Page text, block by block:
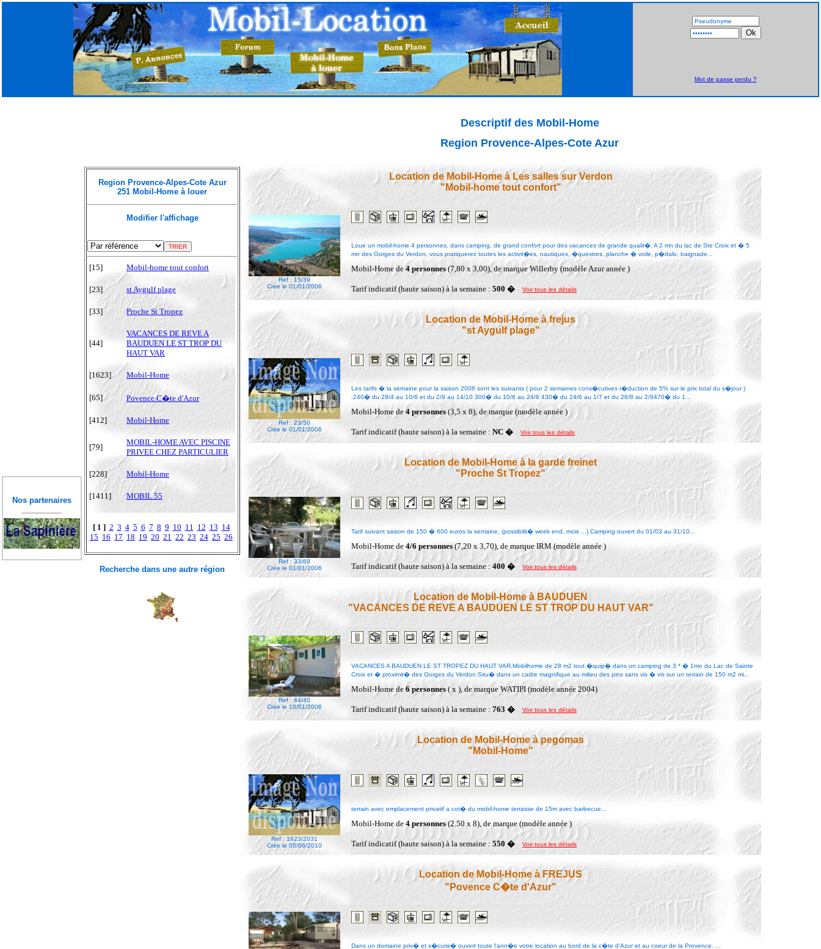
Mot de passe perdu ?
Nos partenaires
Descriptif des Mobil-Home
Region Provence-Alpes-Cote Azur
Region Provence-Alpes-Cote Azur
251 Mobil-Home à louer
Modifier l'affichage
[15] Mobil-home tout confort
[23] st Aygulf plage
[33] Proche St Tropez
[44]
VACANCES DE REVE A
BAUDUEN LE ST TROP DU
HAUT VAR
[1623] Mobil-Home
[65] Povence C�te d'Azur
[412] Mobil-Home
[79]
MOBIL-HOME AVEC PISCINE
PRIVEE CHEZ PARTICULIER
[228] Mobil-Home
[1411] MOBIL 55
[ 1 ] 2 3 4 5 6 7 8 9 10 11 12 13 14
15 16 17 18 19 20 21 22 23 24 25 26
Recherche dans une autre région
Location de Mobil-Home à Les salles sur Verdon
"Mobil-home tout confort"
Ref : 15/39
Crée le 01/01/2006
Loue un mobil-home 4 personnes, dans camping, de grand confort pour des vacances de grande qualit�. A 2 mn du lac de Ste Croix et � 5
mn des Gorges du Verdon, vous pratiquerez toutes les activit�es, nautiques, �questres, planche � voile, p�dalo, baignade...
Mobil-Home de 4 personnes (7,80 x 3,00), de marque Willerby (modèle Azur année )
Tarif indicatif (haute saison) à la semaine : 500 � Voir tous les détails
Location de Mobil-Home à frejus
"st Aygulf plage"
Ref : 23/50
Crée le 01/01/2006
Les tarifs � la semaine pour la saison 2006 sont les suivants ( pour 2 semaines cons�cutives r�duction de 5% sur le prix total du s�jour )
:240� du 29/4 au 10/6 et du 2/9 au 14/10 300� du 10/6 au 24/6 430� du 24/6 au 1/7 et du 26/8 au 2/9470� du 1...
Mobil-Home de 4 personnes (3,5 x 8), de marque (modèle année )
Tarif indicatif (haute saison) à la semaine : NC � Voir tous les détails
Location de Mobil-Home à la garde freinet
"Proche St Tropez"
Ref : 33/69
Crée le 01/01/2006
Tarif suivant saison de 150 � 600 euros la semaine, (possibilit� week end, mois ...).Camping ouvert du 01/03 au 31/10...
Mobil-Home de 4/6 personnes (7,20 x 3,70), de marque IRM (modèle année )
Tarif indicatif (haute saison) à la semaine : 400 � Voir tous les détails
Location de Mobil-Home à BAUDUEN
"VACANCES DE REVE A BAUDUEN LE ST TROP DU HAUT VAR"
Ref : 44/40
Crée le 18/01/2006
VACANCES A BAUDUEN LE ST TROPEZ DU HAUT VAR.Mobilhome de 28 m2 tout �quip� dans un camping de 3 * � 1mn du Lac de Sainte
Croix et � proximit� des Gorges du Verdon.Situ� dans un cadre magnifique au milieu des pins sans vis � vis sur un terrain de 150 m2 mi...
Mobil-Home de 6 personnes ( x ), de marque WATIPI (modèle année 2004)
Tarif indicatif (haute saison) à la semaine : 763 � Voir tous les détails
Location de Mobil-Home à pegomas
"Mobil-Home"
Ref : 1623/2031
Crée le 05/06/2010
terrain avec emplacement privatif a cot� du mobil-home terrasse de 15m avec barbecue...
Mobil-Home de 4 personnes (2.50 x 8), de marque (modèle année )
Tarif indicatif (haute saison) à la semaine : 550 � Voir tous les détails
Location de Mobil-Home à FREJUS
"Povence C�te d'Azur"
Dans un domaine priv� et s�curis� ouvert toute l'ann�e votre location au bord de la c�te d'Azur et au coeur de la Provence. ...